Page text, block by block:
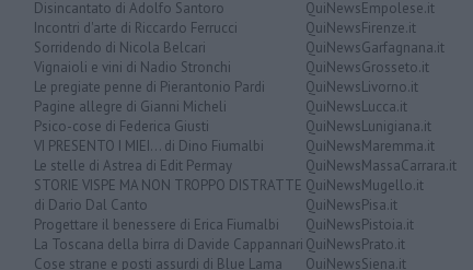
Disincantato di Adolfo Santoro
Incontri d'arte di Riccardo Ferrucci
Sorridendo di Nicola Belcari
Vignaioli e vini di Nadio Stronchi
Le pregiate penne di Pierantonio Pardi
Pagine allegre di Gianni Micheli
Psico-cose di Federica Giusti
VI PRESENTO I MIEI... di Dino Fiumalbi
Le stelle di Astrea di Edit Permay
STORIE VISPE MA NON TROPPO DISTRATTE
di Dario Dal Canto
Progettare il benessere di Erica Fiumalbi
La Toscana della birra di Davide Cappannari
Cose strane e posti assurdi di Blue Lama
QuiNewsEmpolese.it
QuiNewsFirenze.it
QuiNewsGarfagnana.it
QuiNewsGrosseto.it
QuiNewsLivorno.it
QuiNewsLucca.it
QuiNewsLunigiana.it
QuiNewsMaremma.it
QuiNewsMassaCarrara.it
QuiNewsMugello.it
QuiNewsPisa.it
QuiNewsPistoia.it
QuiNewsPrato.it
QuiNewsSiena.it